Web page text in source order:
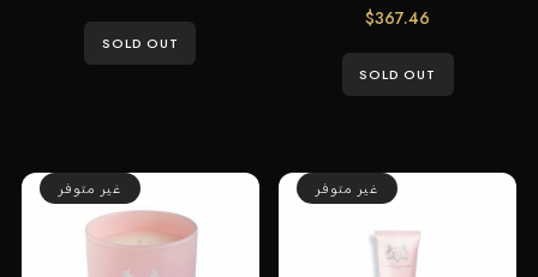
$367.46
SOLD OUT
SOLD OUT
غير متوفر غير متوفر